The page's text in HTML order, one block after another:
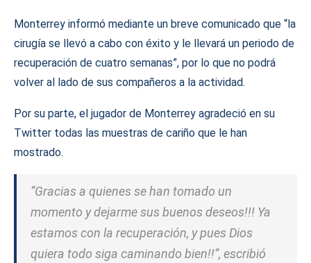
Monterrey informó mediante un breve comunicado que “la
cirugía se llevó a cabo con éxito y le llevará un periodo de
recuperación de cuatro semanas”, por lo que no podrá
volver al lado de sus compañeros a la actividad.
Por su parte, el jugador de Monterrey agradeció en su
Twitter todas las muestras de cariño que le han
mostrado.
“Gracias a quienes se han tomado un
momento y dejarme sus buenos deseos!!! Ya
estamos con la recuperación, y pues Dios
quiera todo siga caminando bien!!”, escribió